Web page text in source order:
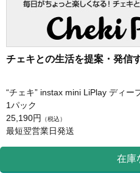
チェキとの生活を提案・発信
“チェキ” instax mini LiPlay ディ
1パック
25,190円
（税込）
最短翌営業日発送